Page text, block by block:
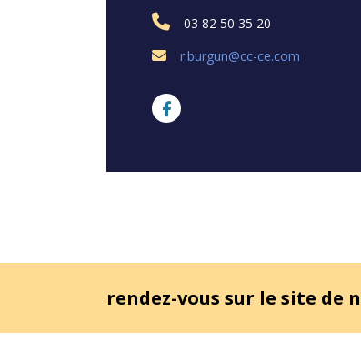
03 82 50 35 20
r.burgun@cc-ce.com
rendez-vous sur le site de